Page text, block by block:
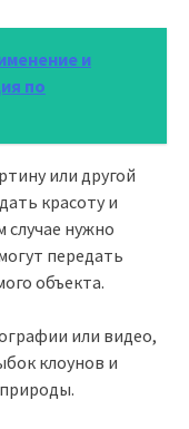
и
по
или другой
красоту и
нужно
передать
объекта.
или видео,
клоунов и